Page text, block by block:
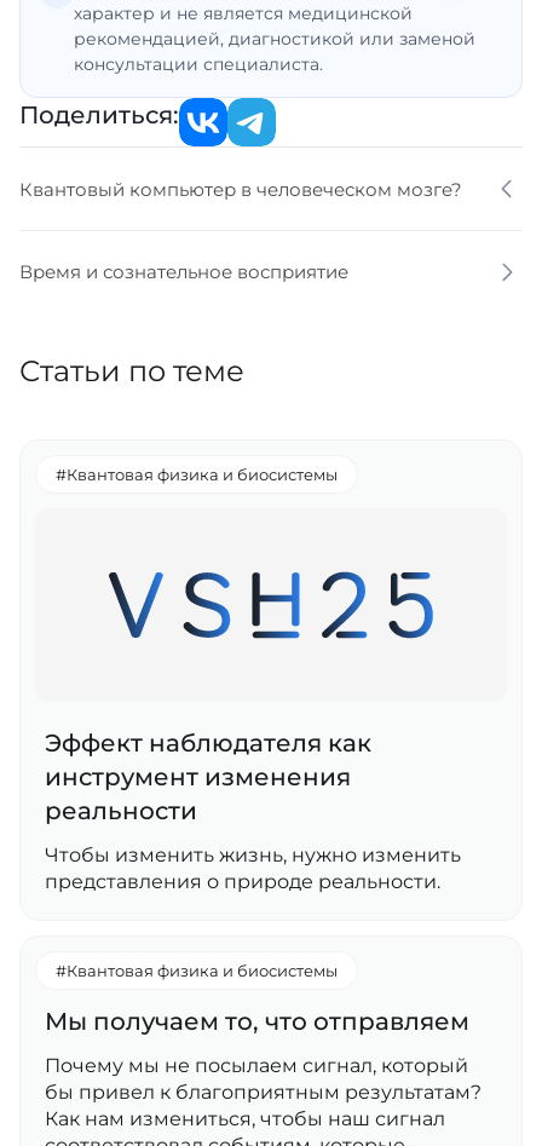
характер и не является медицинской
рекомендацией, диагностикой или заменой
консультации специалиста.
Поделиться:
Квантовый компьютер в человеческом мозге?
Время и сознательное восприятие
Статьи по теме
#Квантовая физика и биосистемы
Эффект наблюдателя как
инструмент изменения
реальности
Чтобы изменить жизнь, нужно изменить
представления о природе реальности.
#Квантовая физика и биосистемы
Мы получаем то, что отправляем
Почему мы не посылаем сигнал, который
бы привел к благоприятным результатам?
Как нам измениться, чтобы наш сигнал